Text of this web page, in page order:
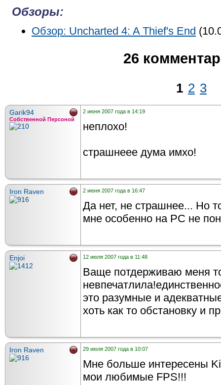
Обзоры:
Обзор: Uncharted 4: A Thief's End
26
1 2 3
Garik94
Собственной Персоной
2 июня 2007 года в 14:19
неплохо!
страшнеее дума имхо!
Iron Raven 2 июня 2007 года в 16:47
Да нет, не страшнее... Но
мне особенно на PC не
Enjoi 12 июля 2007 года в 11:48
Ваще потдерживаю меня
это разумные и
хоть как то обстановку и
Iron Raven 29 июля 2007 года в 10:07
Мне больше интересены
мои любимые FPS!!!